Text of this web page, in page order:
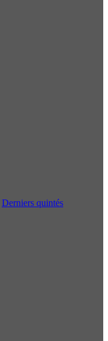
Derniers quintés